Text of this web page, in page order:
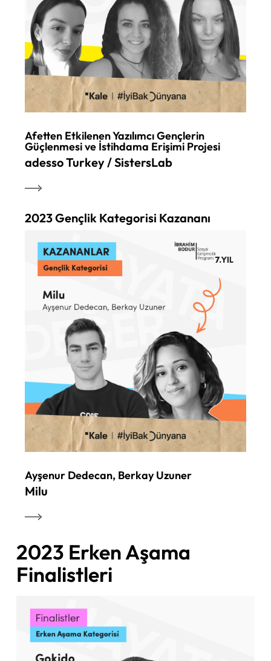
Afetten Etkilenen Yazılımcı Gençlerin
Güçlenmesi ve İstihdama Erişimi Projesi
adesso Turkey / SistersLab
2023 Gençlik Kategorisi Kazananı
Ayşenur Dedecan, Berkay Uzuner
Milu
2023 Erken Aşama
Finalistleri